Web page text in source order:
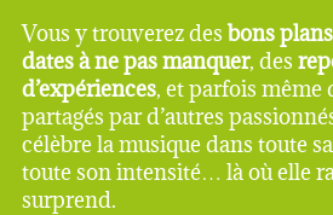
Vous y trouverez des bons plans
dates à ne pas manquer, des
d’expériences, et parfois même
partagés par d’autres
célèbre la musique dans toute
toute son intensité… là où elle
surprend.